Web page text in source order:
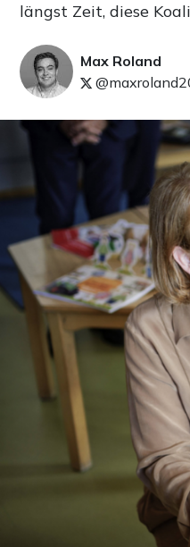
längst Zeit, diese
Max Roland